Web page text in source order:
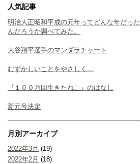
人気記事
明治大正昭和平成の元年ってどんな年だった
んだろうか調べてみた。
大谷翔平選手のマンダラチャート
むずかしいことをやさしく…
『１００万回生きたねこ』のはなし
新元号決定
月別アーカイブ
2022年3月 (19)
2022年2月 (18)